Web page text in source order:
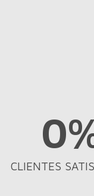
CLIENTES
0